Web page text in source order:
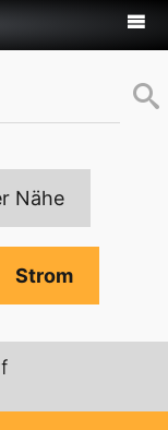
Nähe
Strom